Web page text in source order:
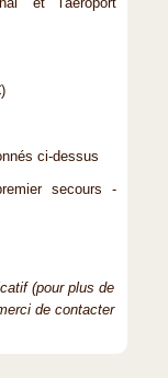
et l'aéroport
ci-dessus
secours -
(pour plus de
de contacter